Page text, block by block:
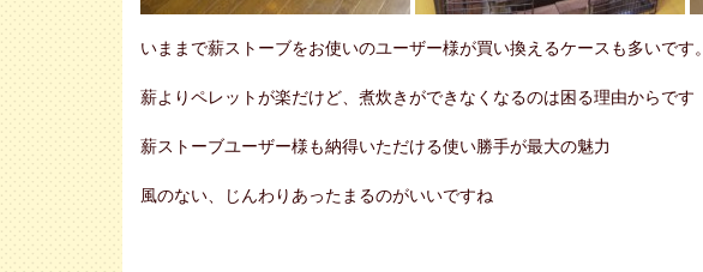
いままで薪ストーブをお使いのユーザー様が買い換えるケースも多いです。
薪よりペレットが楽だけど、煮炊きができなくなるのは困る理由からです
薪ストーブユーザー様も納得いただける使い勝手が最大の魅力
風のない、じんわりあったまるのがいいですね